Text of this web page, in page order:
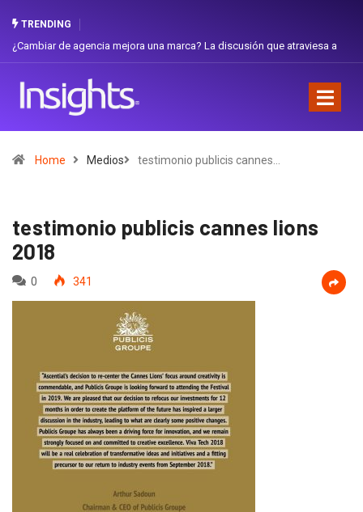
TRENDING
de agencia mejora una marca? La discusión que atraviesa a
Home Medios testimonio publicis cannes…
testimonio publicis cannes lions
2018
0 341